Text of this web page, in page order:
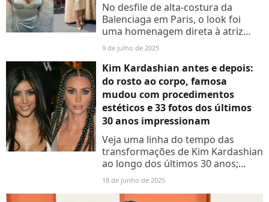
No desfile de alta-costura da
Balenciaga em Paris, o look foi
uma homenagem direta à atriz
Elizabeth Taylor no filme 'Gata em
Teto de Zinco Quente' (1958)
9 de julho de 2025
Kim Kardashian antes e depois:
do rosto ao corpo, famosa
mudou com procedimentos
estéticos e 33 fotos dos últimos
30 anos impressionam
Veja uma linha do tempo das
transformações de Kim Kardashian
ao longo dos últimos 30 anos;
famosa teria feito procedimentos e
plásticas
18 de junho de 2025